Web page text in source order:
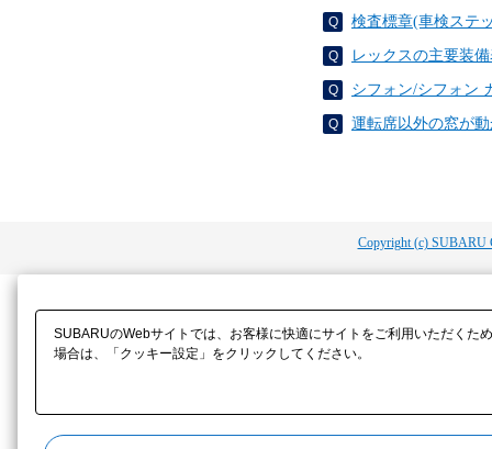
検査標章(車検ステ
レックスの主要装
シフォン/シフォン
運転席以外の窓が
Copyright (c) SUBARU
SUBARUのWebサイトでは、お客様に快適にサイトをご利用いただく
場合は、「クッキー設定」をクリックしてください。​